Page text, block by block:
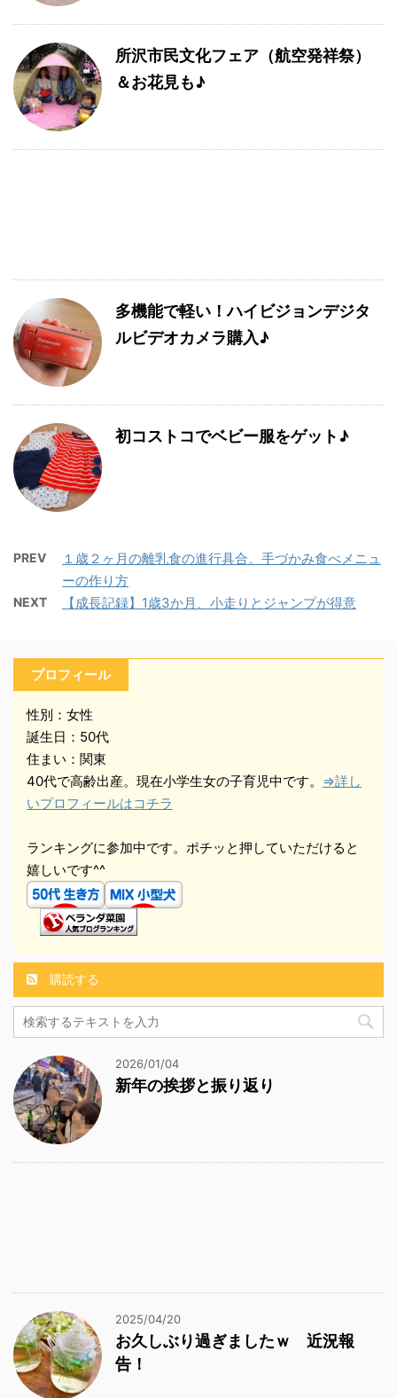
所沢市民文化フェア（航空発祥祭）
＆お花見も♪
多機能で軽い！ハイビジョンデジタ
ルビデオカメラ購入♪
初コストコでベビー服をゲット♪
PREV
１歳２ヶ月の離乳食の進行具合。手づかみ食べメニュ
ーの作り方
NEXT 【成長記録】1歳3か月、小走りとジャンプが得意
プロフィール
性別：女性
誕生日：50代
住まい：関東
40代で高齢出産。現在小学生女の子育児中です。 ⇒詳し
いプロフィールはコチラ
ランキングに参加中です。ポチッと押していただけると
嬉しいです^^
購読する
2026/01/04
新年の挨拶と振り返り
2025/04/20
お久しぶり過ぎましたｗ 近況報
告！